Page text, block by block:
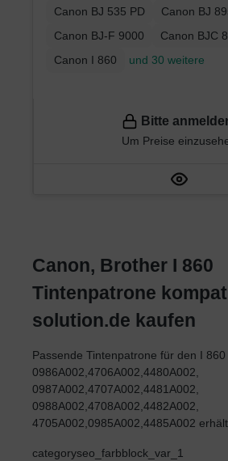
Canon BJ 535 PD
Canon BJ
Canon BJ-F 9000
Canon BJC
Canon I 860
und 30 weitere
Bitte
Um Preise
Canon, Brother I 860
Tintenpatrone
solution.de kaufen
Passende Tintenpatrone für den I
0986A002,4706A002,4480A002,
0987A002,4707A002,4481A002,
0988A002,4708A002,4482A002,
4705A002,0985A002,4485A002
categoryseo_farbblock_var_1